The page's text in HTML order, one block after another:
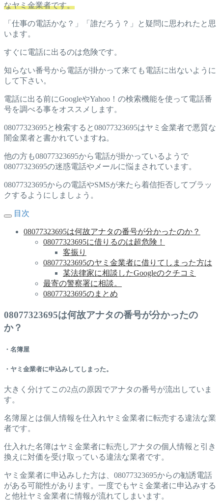
なヤミ金業者です。
「仕事の電話かな？」「誰だろう？」と疑問に思われたと思
います。
すぐに電話に出るのは危険です。
知らない番号から電話が掛かって来ても電話に出ないように
して下さい。
電話に出る前にGoogleやYahoo！の検索機能を使って電話番
号を調べる事をオススメします。
08077323695と検索すると08077323695はヤミ金業者で悪質な
闇金業者と書かれていますね。
他の方も08077323695から電話が掛かっているようで
08077323695の迷惑電話やメールに悩まされています。
08077323695からの電話やSMSが来たら着信拒否してブラッ
クするようにしましょう。
目次
08077323695は何故アナタの番号が分かったのか？
08077323695に借りるのは超危険！
客振り
08077323695のヤミ金業者に借りてしまった方は
某法律家に相談したGoogleのクチコミ
最寄の警察署に相談。
08077323695のまとめ
08077323695は何故アナタの番号が分かったの
か？
・名簿屋
・ヤミ金業者に申込みしてしまった。
大きく分けてこの2点の原因でアナタの番号が流出していま
す。
名簿屋とは個人情報を仕入れヤミ金業者に転売する違法な業
者です。
仕入れた名簿はヤミ金業者に転売しアナタの個人情報と引き
換えに対価を受け取っている違法な業者です。
ヤミ金業者に申込みした方は、08077323695からの勧誘電話
がある可能性があります。一度でもヤミ金業者に申込みする
と他社ヤミ金業者に情報が流れてしまいます。